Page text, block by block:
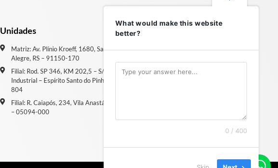
Unidades
Matriz: Av. Plínio Kroeff, 1680, Sarandi – Porto
Alegre, RS – 91150-170
Filial: Rod. SP 346, KM 202,5 – S/N, Distrito
Industrial – Espírito Santo do Pinhal, SP – 13994-
804
Filial: R. Caiapós, 234, Vila Anastácio – São Paulo, SP
– 05094-000
What would make this website
better?
0 / 400